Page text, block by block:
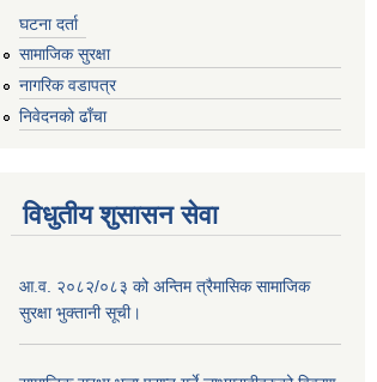
घटना दर्ता
सामाजिक सुरक्षा
नागरिक वडापत्र
निवेदनको ढाँचा
विधुतीय शुसासन सेवा
आ.व. २०८२/०८३ को अन्तिम त्रैमासिक सामाजिक
सुरक्षा भुक्तानी सूची।